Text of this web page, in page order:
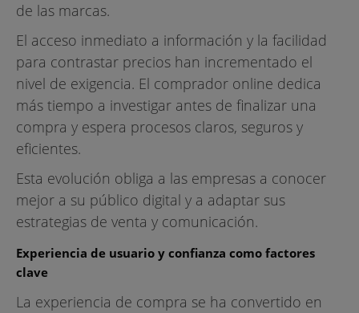
de las marcas.
El acceso inmediato a información y la facilidad
para contrastar precios han incrementado el
nivel de exigencia. El comprador online dedica
más tiempo a investigar antes de finalizar una
compra y espera procesos claros, seguros y
eficientes.
Esta evolución obliga a las empresas a conocer
mejor a su público digital y a adaptar sus
estrategias de venta y comunicación.
Experiencia de usuario y confianza como factores
clave
La experiencia de compra se ha convertido en